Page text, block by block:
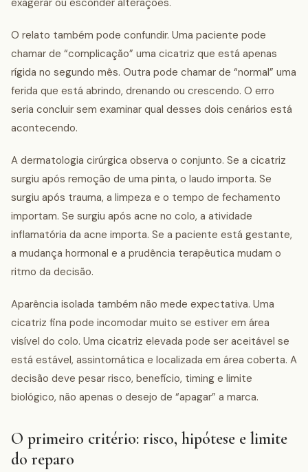
exagerar ou esconder alterações.
O relato também pode confundir. Uma paciente pode
chamar de “complicação” uma cicatriz que está apenas
rígida no segundo mês. Outra pode chamar de “normal” uma
ferida que está abrindo, drenando ou crescendo. O erro
seria concluir sem examinar qual desses dois cenários está
acontecendo.
A dermatologia cirúrgica observa o conjunto. Se a cicatriz
surgiu após remoção de uma pinta, o laudo importa. Se
surgiu após trauma, a limpeza e o tempo de fechamento
importam. Se surgiu após acne no colo, a atividade
inflamatória da acne importa. Se a paciente está gestante,
a mudança hormonal e a prudência terapêutica mudam o
ritmo da decisão.
Aparência isolada também não mede expectativa. Uma
cicatriz fina pode incomodar muito se estiver em área
visível do colo. Uma cicatriz elevada pode ser aceitável se
está estável, assintomática e localizada em área coberta. A
decisão deve pesar risco, benefício, timing e limite
biológico, não apenas o desejo de “apagar” a marca.
O primeiro critério: risco, hipótese e limite
do reparo